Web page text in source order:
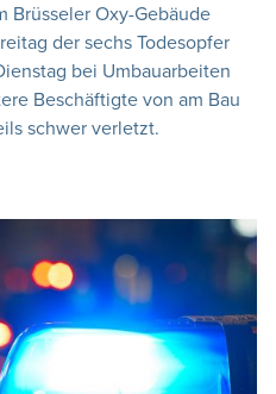
Brüsseler Oxy-Gebäude
der sechs Todesopfer
bei Umbauarbeiten
Beschäftigte von am Bau
schwer verletzt.